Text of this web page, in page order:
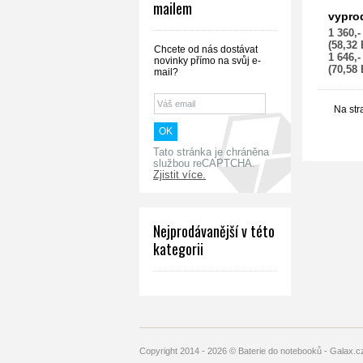
mailem
Chcete od nás dostávat
novinky přímo na svůj e-
mail?
Tato stránka je chráněna
službou reCAPTCHA.
Zjistit více.
Nejprodávanější v této
kategorii
Baterie
12
XPS
1
(58,32
1
(70,58
Na
Copyright 2014 - 2026 © Baterie do notebooků -